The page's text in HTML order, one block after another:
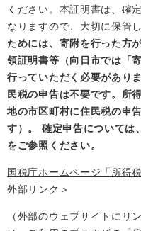
ください。本証明書は、確
なりますので、大切に保管
ためには、寄附を行った方
領証明書等（向日市では「
行っていただく必要があり
民税の申告は不要です。所
地の市区町村に住民税の申
す）。
確定申告については
をご参照ください。
国税庁ホームページ「所得
外部リンク＞
（外部のウェブサイトにリ